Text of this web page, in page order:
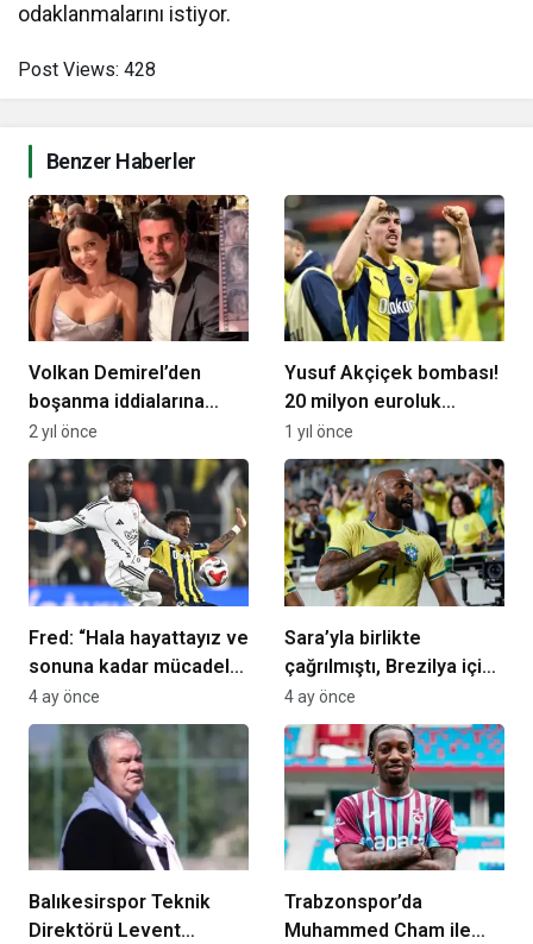
odaklanmalarını istiyor.
Post Views: 428
Benzer Haberler
Volkan Demirel’den
boşanma iddialarına
yanıt: Dövmede bir kutu
boş çünkü…
2 yıl önce
Yusuf Akçiçek bombası!
20 milyon euroluk
teklif…
1 yıl önce
Fred: “Hala hayattayız ve
sonuna kadar mücadele
edeceğiz”
4 ay önce
Sara’yla birlikte
çağrılmıştı, Brezilya için
ilk golünü attı!
4 ay önce
Balıkesirspor Teknik
Direktörü Levent
Trabzonspor’da
Muhammed Cham ile